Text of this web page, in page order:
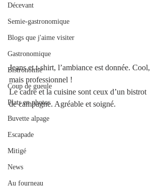
Décevant
Semie-gastronomique
Blogs que j'aime visiter
Gastronomique
Bistronomie
Coup de gueule
Plats en photos
Buvette alpage
Escapade
Mitigé
News
Au fourneau
Jeans et t-shirt, l’ambiance est donnée. Cool,
mais professionnel !
Le cadre et la cuisine sont ceux d’un bistrot
de campagne. Agréable et soigné.